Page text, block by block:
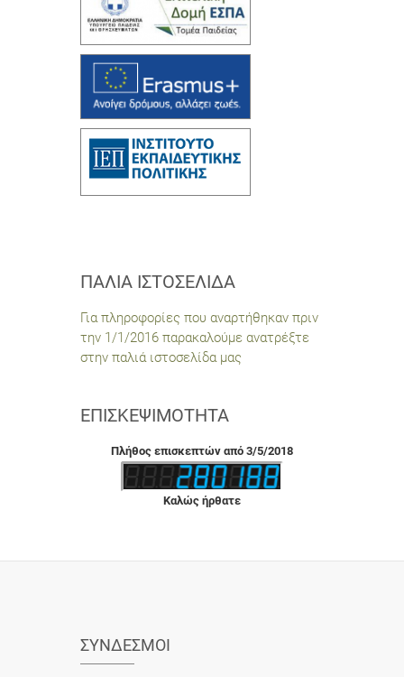
ΠΑΛΙΆ ΙΣΤΟΣΕΛΊΔΑ
Για πληροφορίες που αναρτήθηκαν πριν
την 1/1/2016 παρακαλούμε ανατρέξτε
στην παλιά ιστοσελίδα μας
ΕΠΙΣΚΕΨΙΜΌΤΗΤΑ
Πλήθος επισκεπτών από 3/5/2018
Καλώς ήρθατε
ΣΎΝΔΕΣΜΟΙ